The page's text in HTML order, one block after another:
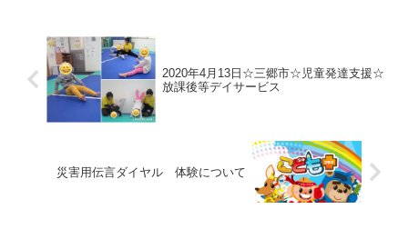
2020年4月13日☆三郷市☆児童発達支援☆
放課後等デイサービス
災害用伝言ダイヤル 体験について